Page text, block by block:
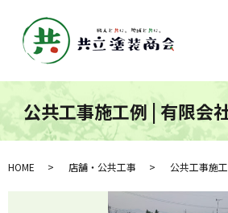
公共工事施工例 | 有限会
HOME 店舗・公共工事 公共工事施